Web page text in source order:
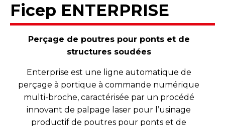
Ficep ENTERPRISE
Perçage de poutres pour ponts et de
structures soudées
Enterprise est une ligne automatique de
perçage à portique à commande numérique
multi-broche, caractérisée par un procédé
innovant de palpage laser pour l’usinage
productif de poutres pour ponts et de